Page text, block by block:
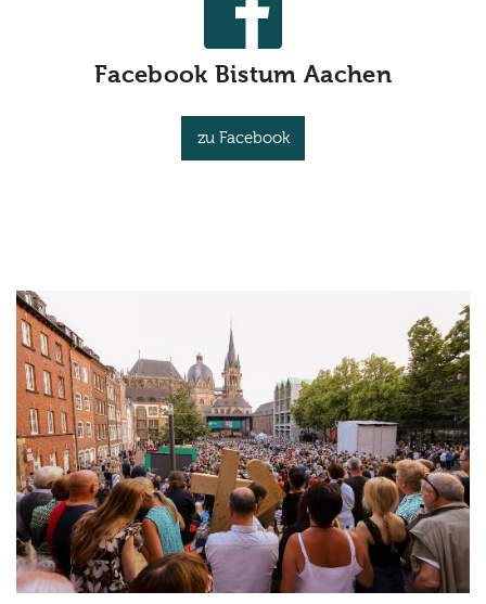
Facebook Bistum Aachen
zu Facebook